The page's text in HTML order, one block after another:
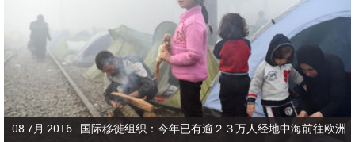
08 7月 2016 - 国际移徙组织：今年已有逾２３万人经地中海前往欧洲